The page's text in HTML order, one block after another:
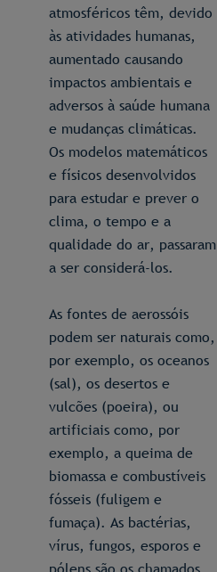
atmosféricos têm, devido
às atividades humanas,
aumentado causando
impactos ambientais e
adversos à saúde humana
e mudanças climáticas.
Os modelos matemáticos
e físicos desenvolvidos
para estudar e prever o
clima, o tempo e a
qualidade do ar, passaram
a ser considerá-los.
As fontes de aerossóis
podem ser naturais como,
por exemplo, os oceanos
(sal), os desertos e
vulcões (poeira), ou
artificiais como, por
exemplo, a queima de
biomassa e combustíveis
fósseis (fuligem e
fumaça). As bactérias,
vírus, fungos, esporos e